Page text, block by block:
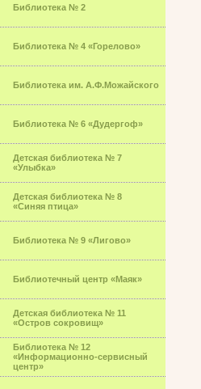
Библиотека № 2
Библиотека № 4 «Горелово»
Библиотека им. А.Ф.Можайского
Библиотека № 6 «Дудергоф»
Детская библиотека № 7
«Улыбка»
Детская библиотека № 8
«Синяя птица»
Библиотека № 9 «Лигово»
Библиотечный центр «Маяк»
Детская библиотека № 11
«Остров сокровищ»
Библиотека № 12
«Информационно-сервисный
центр»